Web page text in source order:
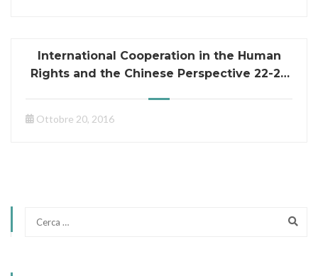
International Cooperation in the Human
Rights and the Chinese Perspective 22-23
Ottobre 20, 2016